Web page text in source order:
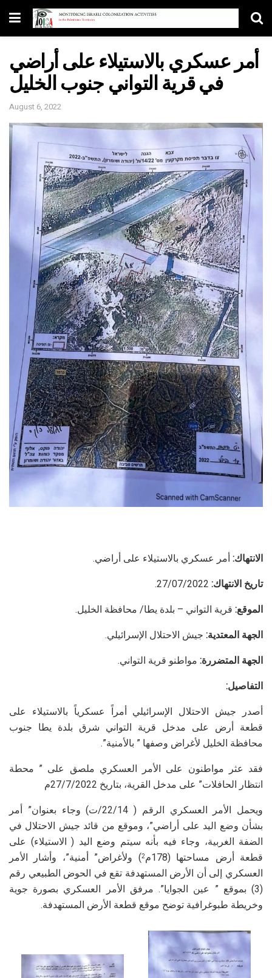
أمر عسكري بالاستيلاء على أراضي
في قرية التواني جنوب الخليل
August 6, 2022
الانتهاك: أمر عسكري بالاستيلاء على أراضي.
تاريخ الانتهاك:
الموقع: قرية التواني – بلدة يطا/ محافظة الخليل.
الجهة المعتدية: جيش الاحتلال الإسرائيلي.
الجهة المتضررة: مواطنو قرية التواني.
التفاصيل:
أصدر جيش الاحتلال الإسرائيلي أمراً عسكرياً بالاستيلاء على
قطعة أرض على مدخل قرية التواني شرق بلدة يطا جنوب
محافظة الخليل لأغراض وصفها ” بالأمنية”.
فقد عثر مواطنون على الأمر العسكري ملصق على ” محطة
انتظار الحافلات” على مدخل القرية، بتاريخ 27/7/2022م
ويحمل الأمر العسكري الرقم ( 22/14/ت) وجاء بعنوان” أمر
بشأن وضع اليد على أراضي”، وموقع من قائد جيش الاحتلال في
الضفة الغربية، وجاء فيه بأنه سيتم وضع اليد ( الاستيلاء) على
قطعة أرض مساحتها (178م
2) ولأغراض” أمنية”، وأشار الأمر
العسكري إلى أن الأرض المستهدفة تقع في الحوض الطبيعي رقم
(3) بموقع ” عين الجوايا”. مرفق الأمر العسكري بصورة جوية
وخريطة طبوغرافية توضح موقع قطعة الأرض المستهدفة.